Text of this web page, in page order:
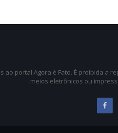
ao portal Agora é Fato. É proibida a
meios eletrônicos ou